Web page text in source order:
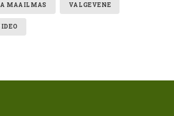
MAAILMAS VALGEVENE